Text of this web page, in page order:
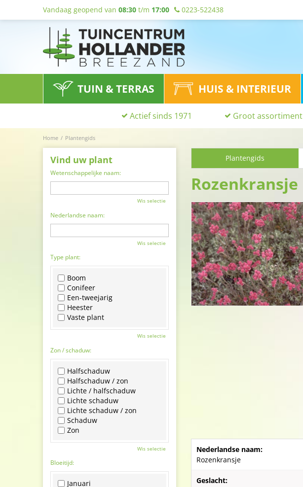
Home Plantengids
Vandaag geopend van 08:30 t/m 17:00 0223-522438
TUIN & TERRAS HUIS & INTERIEUR
Actief sinds 1971 Groot assortiment
Plantengids
Rozenkransje
Nederlandse naam:
Rozenkransje
Geslacht:
Vind uw plant
Wetenschappelijke naam:
Wis selectie
Nederlandse naam:
Wis selectie
Type plant:
Boom
Conifeer
Een-tweejarig
Heester
Vaste plant
Wis selectie
Zon / schaduw:
Halfschaduw
Halfschaduw / zon
Lichte / halfschaduw
Lichte schaduw
Lichte schaduw / zon
Schaduw
Zon
Wis selectie
Bloeitijd:
Januari